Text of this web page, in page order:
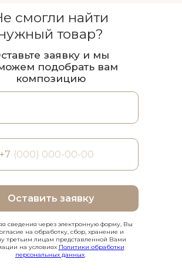
+7
Оставить заявку
смогли найти
товар?
заявку и мы
подобрать вам
композицию
сведения через электронную форму, Вы
на обработку, сбор, хранение и
третьим лицам представленной Вами
на условиях Политики обработки
персональных данных.